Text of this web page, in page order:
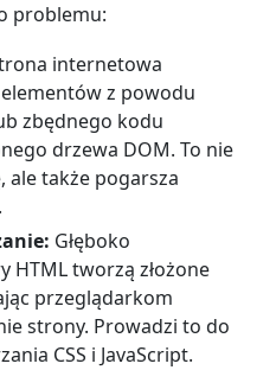
problemu:
internetowa
z powodu
zbędnego kodu
drzewa DOM. To nie
także pogarsza
Głęboko
HTML tworzą złożone
przeglądarkom
strony. Prowadzi to do
CSS i JavaScript.